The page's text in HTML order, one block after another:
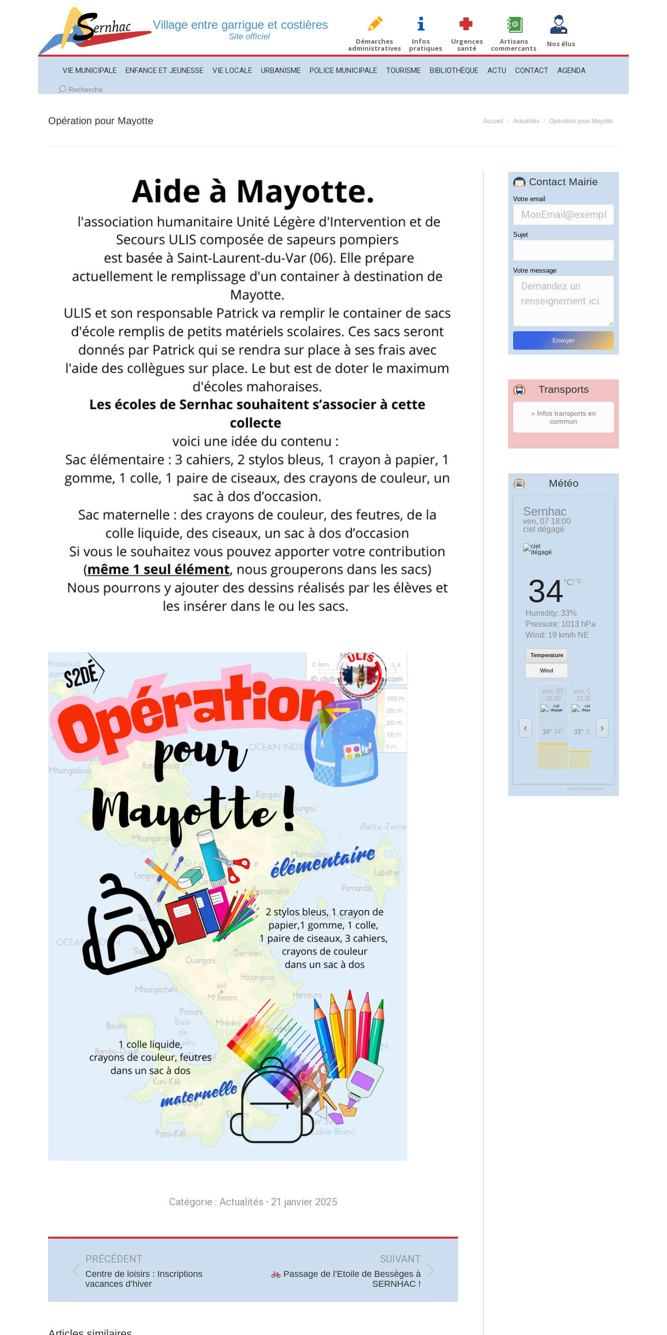
Village entre garrigue et costières
Site officiel Démarches
administratives
Infos
pratiques
Urgences
santé
Artisans
commercants Nos élus
VIE MUNICIPALE ENFANCE ET JEUNESSE VIE LOCALE URBANISME POLICE MUNICIPALE TOURISME BIBLIOTHÈQUE ACTU CONTACT AGENDA
Recherche
Recherche
Opération pour Mayotte Vous êtes ici :
Accueil Actualités Opération pour Mayotte
Catégorie : Actualités 21 janvier 2025
article
PRÉCÉDENT
Article
Centre de loisirs : Inscriptions
vacances d’hiver
SUIVANT
ArticlePassage de l’Etoile de Bessèges à
SERNHAC !
Contact Mairie
Votre email
Sujet
Votre message
Transports
» Infos transports en
commun
Météo
Sernhac
ven, 07 18:00
ciel dégagé
34°C °F
Humidity: 33%
Pressure: 1013 hPa
Wind: 19 km/h NE
Temperature
Wind
ven, 07
18:00
34° 34°
ven, 07
21:00
33° 29°
OpenWeatherMap
VIE MUNICIPALE ENFANCE ET JEUNESSE VIE LOCALE URBANISME POLICE MUNICIPALE TOURISME BIBLIOTHÈQUE CONTACT AGENDA